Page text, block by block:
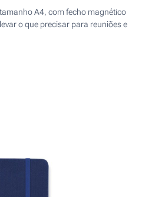
A4, com fecho magnético
o que precisar para reuniões e